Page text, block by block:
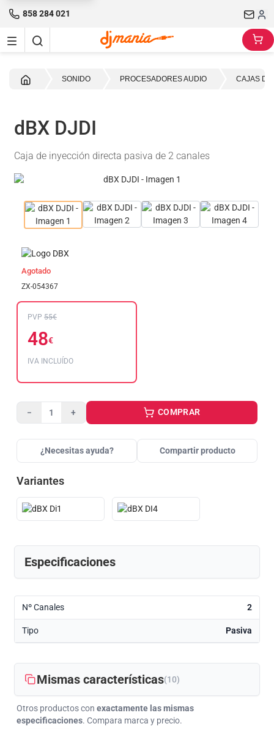
858 284 021
SONIDO PROCESADORES AUDIO CAJAS
dBX DJDI
Caja de inyección directa pasiva de 2 canales
Agotado
ZX-054367
PVP 55€
48€
IVA INCLUÍDO
− + COMPRAR
¿Necesitas ayuda? Compartir producto
Variantes
Especificaciones
Nº Canales 2
Tipo Pasiva
Mismas características(10)
Otros productos con exactamente las mismas
especificaciones. Compara marca y precio.